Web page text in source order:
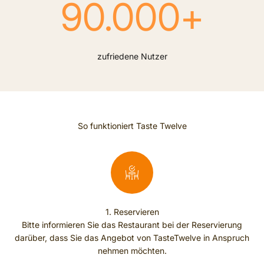
90.000+
zufriedene Nutzer
So funktioniert Taste Twelve
1. Reservieren
Bitte informieren Sie das Restaurant bei der Reservierung
darüber, dass Sie das Angebot von TasteTwelve in Anspruch
nehmen möchten.